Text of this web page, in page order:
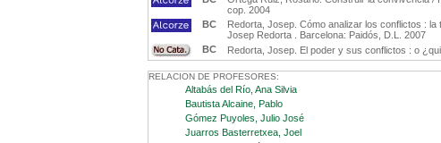
cop. 2004
BC
Redorta, Josep. Cómo analizar los conflictos :
Josep Redorta . Barcelona: Paidós, D.L. 2007
BC
Redorta, Josep. El poder y sus conflictos : o
RELACION DE PROFESORES:
Altabás del Río, Ana Silvia
Bautista Alcaine, Pablo
Gómez Puyoles, Julio José
Juarros Basterretxea, Joel